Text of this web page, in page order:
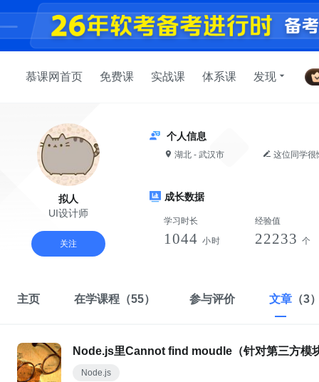
慕课网首页 免费课 实战课 体系课 发现
拟人
UI设计师
关注
个人信息
湖北 - 武汉市 这位同学很
成长数据
学习时长
1044 小时
经验值
22233 个
主页 在学课程 （55） 参与评价 文章 （3
Node.js里Cannot find moudle（针对第三方模
Node.js